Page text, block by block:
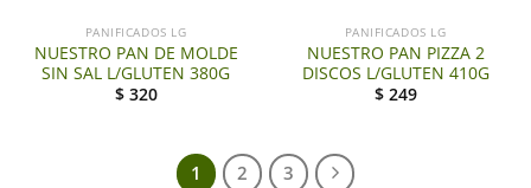
PANIFICADOS LG
NUESTRO PAN DE MOLDE
SIN SAL L/GLUTEN 380G
$ 320
PANIFICADOS LG
NUESTRO PAN PIZZA 2
DISCOS L/GLUTEN 410G
$ 249
1 2 3